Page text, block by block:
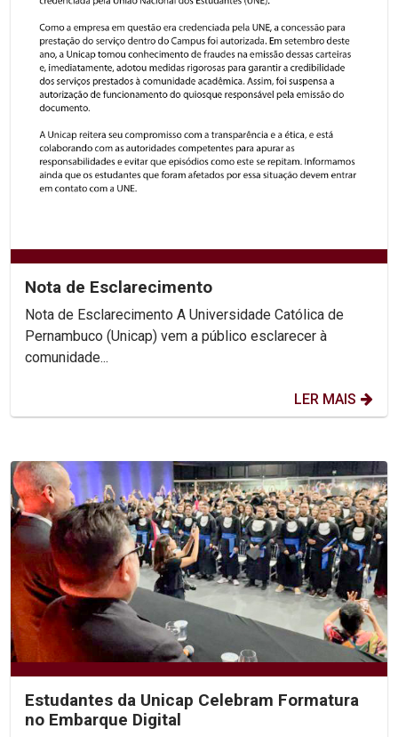
Nota de Esclarecimento
Nota de Esclarecimento A Universidade Católica de
Pernambuco (Unicap) vem a público esclarecer à
comunidade...
LER MAIS
Estudantes da Unicap Celebram Formatura
no Embarque Digital